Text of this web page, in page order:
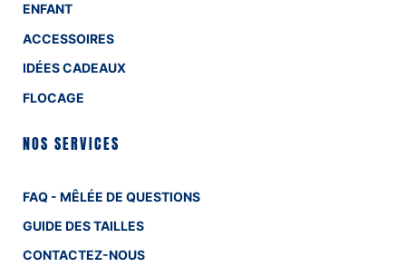
ENFANT
ACCESSOIRES
IDÉES CADEAUX
FLOCAGE
NOS SERVICES
FAQ - MÊLÉE DE QUESTIONS
GUIDE DES TAILLES
CONTACTEZ-NOUS